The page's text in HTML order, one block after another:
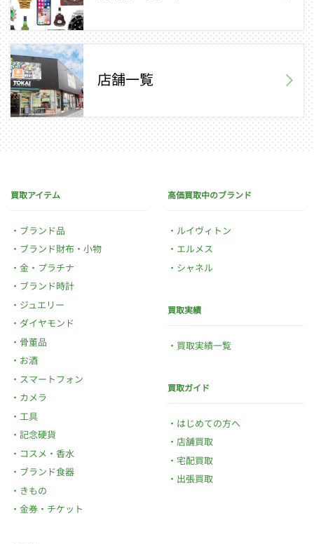
店舗一覧
買取アイテム
ブランド品
ブランド財布・小物
金・プラチナ
ブランド時計
ジュエリー
ダイヤモンド
骨董品
お酒
スマートフォン
カメラ
工具
記念硬貨
コスメ・香水
ブランド食器
きもの
金券・チケット
高価買取中のブランド
ルイヴィトン
エルメス
シャネル
買取実績
買取実績一覧
買取ガイド
はじめての方へ
店舗買取
宅配買取
出張買取